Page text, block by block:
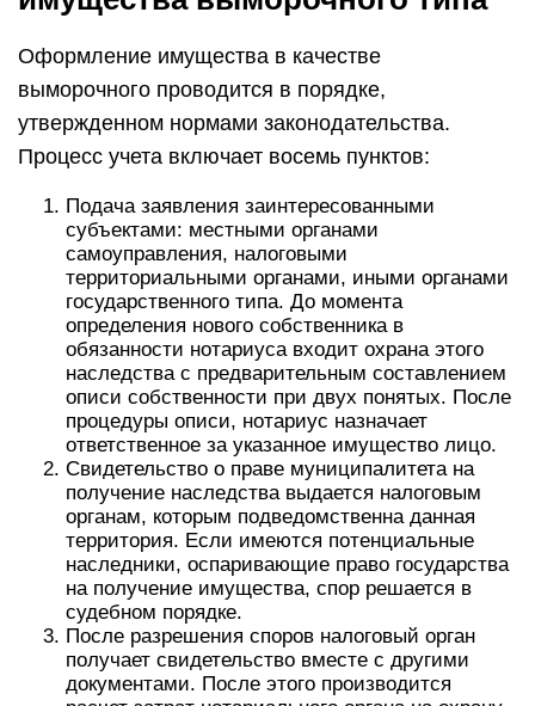
Налоговые территориальные органы
переданным документам. Если оно повреждено
или испорчено, наследники вправе подать иск
о возмещении вреда.
В пятидневный срок с момента получения
имущества налоговый территориальный орган
руководителем соответствующего органа.
После составления акта, налоговая служба
передает наследство подразделениям для
осуществления дальнейших действий.
Органы, получившие имущество, реализуют
это наследство: агентируют, продают и так
далее.
Полученные от реализации имущества
средства переходят в соответствующую казну.
Имущество выморочного типа передается
государству только при соблюдении всех
элементов установленной законом процедуры.
Отказаться от этой собственности
муниципалитет не вправе. Все средства,
врученные от реализации недвижимого и
движимого имущества, идут в соответствующий
бюджет.